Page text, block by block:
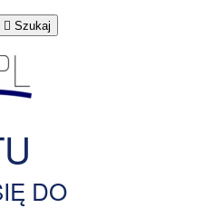
 Szukaj
DO